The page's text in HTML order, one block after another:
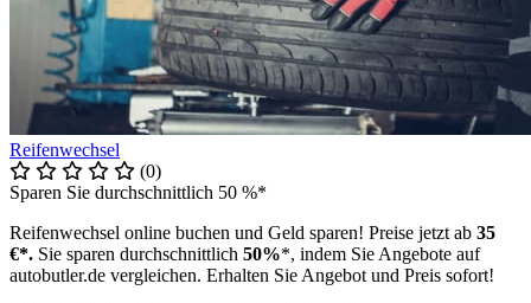
Reifenwechsel
(0)
Sparen Sie durchschnittlich 50 %*
Reifenwechsel online buchen und Geld sparen! Preise jetzt ab 35
€*. Sie sparen durchschnittlich 50%*, indem Sie Angebote auf
autobutler.de vergleichen. Erhalten Sie Angebot und Preis sofort!